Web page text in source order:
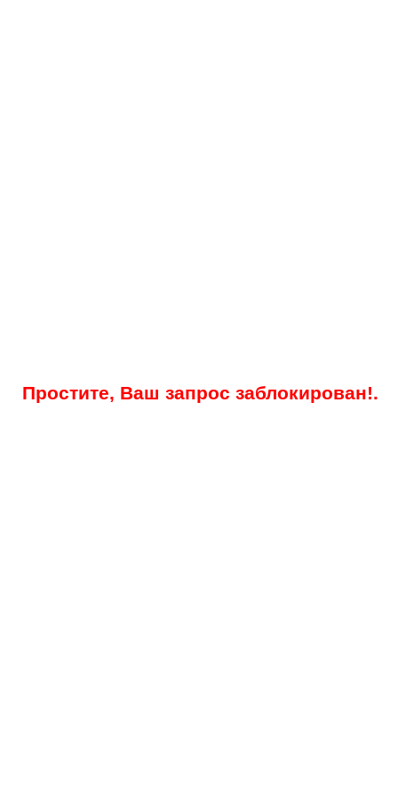
Простите, Ваш запрос заблокирован!.